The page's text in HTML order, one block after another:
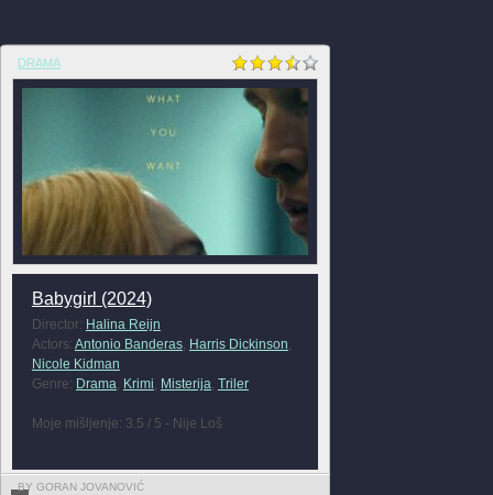
DRAMA
Babygirl (2024)
Director: Halina Reijn
Actors: Antonio Banderas, Harris Dickinson,
Nicole Kidman
Genre: Drama, Krimi, Misterija, Triler
Moje mišljenje: 3.5 / 5 - Nije Loš
BY GORAN JOVANOVIĆ